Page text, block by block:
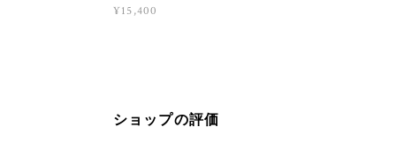
¥15,400
ショップの評価